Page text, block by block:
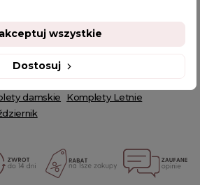
Komplety ubrania damskie
damskie
Komplety Letnie
Dostosuj
wszystkie